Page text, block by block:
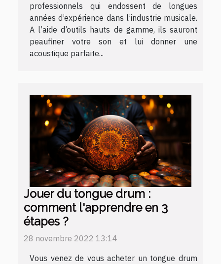
professionnels qui endossent de longues
années d’expérience dans l’industrie musicale.
A l’aide d’outils hauts de gamme, ils sauront
peaufiner votre son et lui donner une
acoustique parfaite...
Jouer du tongue drum :
comment l'apprendre en 3
étapes ?
28 novembre 2022 13:14
Vous venez de vous acheter un tongue drum